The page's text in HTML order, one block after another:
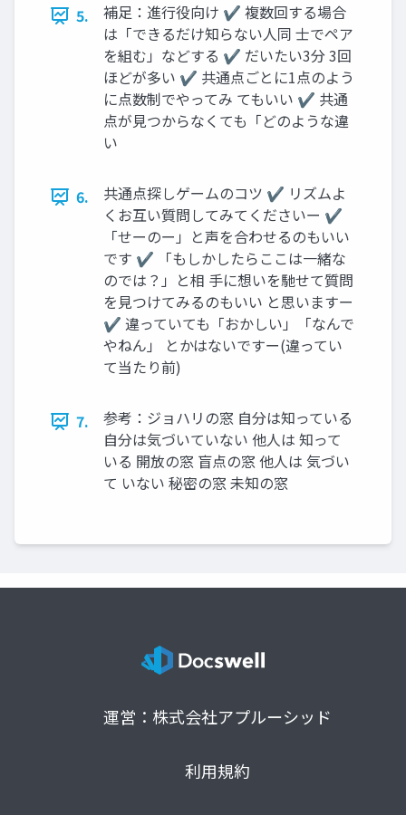
5.
補足：進行役向け ✔ 複数回する場合
は「できるだけ知らない人同 士でペア
を組む」などする ✔ だいたい3分 3回
ほどが多い ✔ 共通点ごとに1点のよう
に点数制でやってみ てもいい ✔ 共通
点が見つからなくても「どのような違
い
6.
共通点探しゲームのコツ ✔ リズムよ
くお互い質問してみてくださいー ✔
「せーのー」と声を合わせるのもいい
です ✔ 「もしかしたらここは一緒な
のでは？」と相 手に想いを馳せて質問
を見つけてみるのもいい と思いますー
✔ 違っていても「おかしい」「なんで
やねん」 とかはないですー(違ってい
て当たり前)
7.
参考：ジョハリの窓 自分は知っている
自分は気づいていない 他人は 知って
いる 開放の窓 盲点の窓 他人は 気づい
て いない 秘密の窓 未知の窓
運営：株式会社アプルーシッド
利用規約